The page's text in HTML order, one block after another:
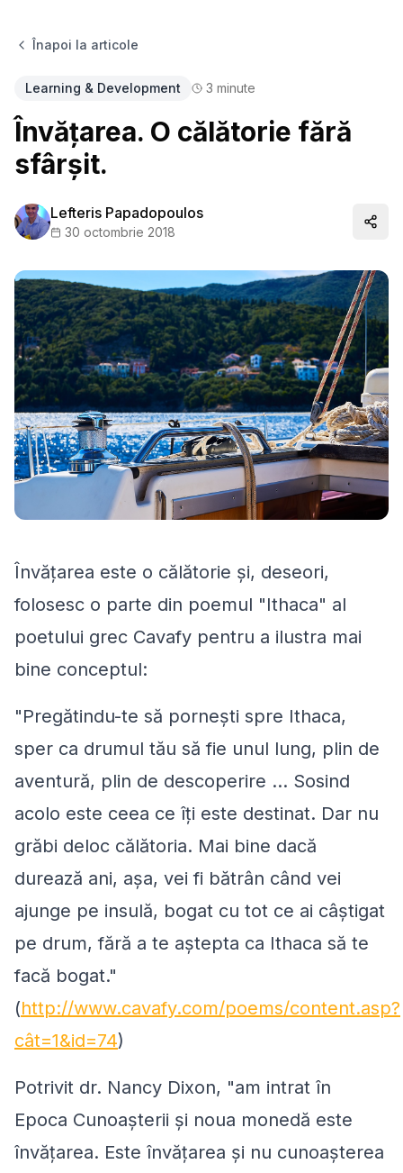
Înapoi la articole
Learning & Development 3 minute
Învățarea. O călătorie fără
sfârșit.
Lefteris Papadopoulos
30 octombrie 2018
Învățarea este o călătorie și, deseori,
folosesc o parte din poemul "Ithaca" al
poetului grec Cavafy pentru a ilustra mai
bine conceptul:
"Pregătindu-te să pornești spre Ithaca,
sper ca drumul tău să fie unul lung, plin de
aventură, plin de descoperire ... Sosind
acolo este ceea ce îți este destinat. Dar nu
grăbi deloc călătoria. Mai bine dacă
durează ani, așa, vei fi bătrân când vei
ajunge pe insulă, bogat cu tot ce ai câștigat
pe drum, fără a te aștepta ca Ithaca să te
facă bogat."
(http://www.cavafy.com/poems/content.asp?
cât=1&id=74)
Potrivit dr. Nancy Dixon, "am intrat în
Epoca Cunoașterii și noua monedă este
învățarea. Este învățarea și nu cunoașterea